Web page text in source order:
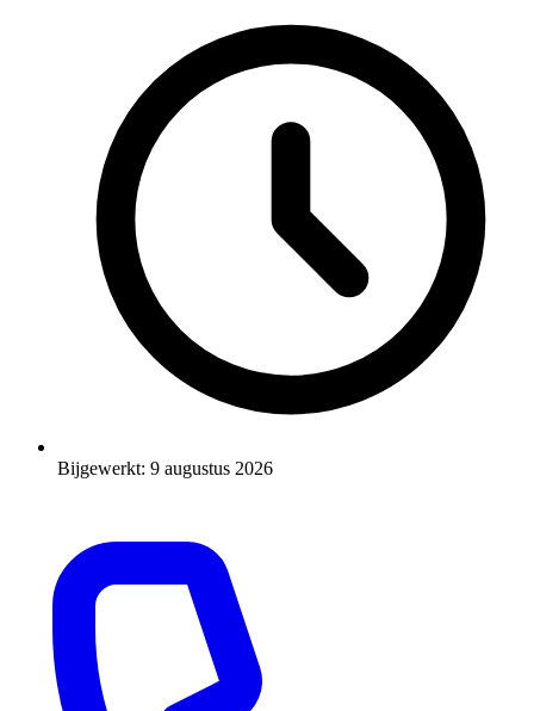
Bijgewerkt: 9 augustus 2026